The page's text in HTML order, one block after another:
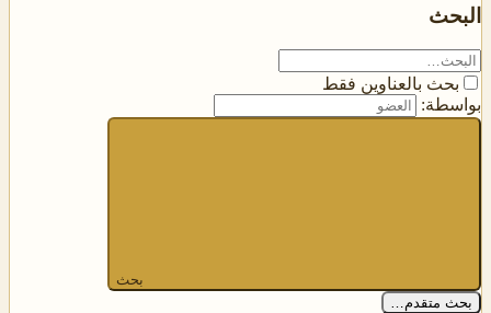
البحث
بحث بالعناوين فقط
بواسطة:
بحث
بحث متقدم…